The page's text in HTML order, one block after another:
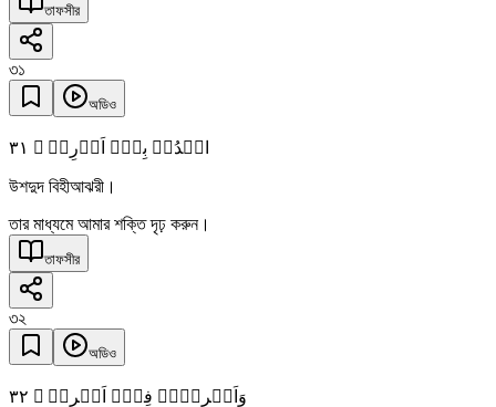
তাফসীর
৩১
অডিও
اشۡدُدۡ بِہٖۤ اَزۡرِیۡ ۙ ٣١
উশদুদ বিহীআঝরী।
তার মাধ্যমে আমার শক্তি দৃঢ় করুন।
তাফসীর
৩২
অডিও
وَاَشۡرِکۡہُ فِیۡۤ اَمۡرِیۡ ۙ ٣٢